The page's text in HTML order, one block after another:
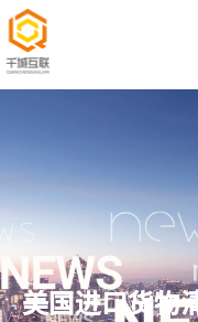
美国进口货物